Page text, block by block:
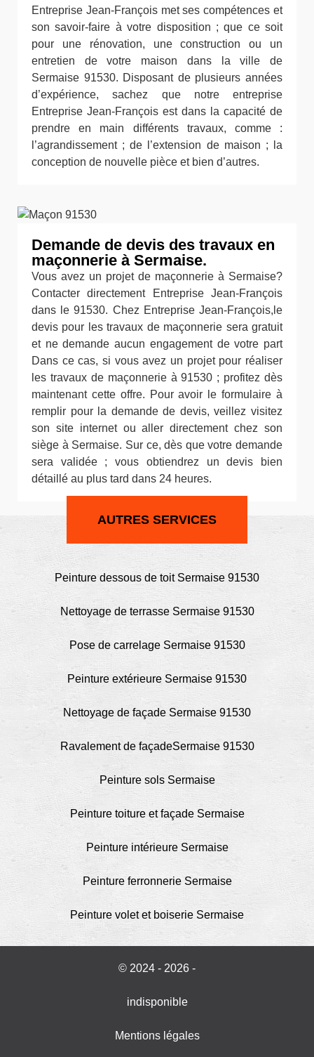
Entreprise Jean-François met ses compétences et
son savoir-faire à votre disposition ; que ce soit
pour une rénovation, une construction ou un
entretien de votre maison dans la ville de
Sermaise 91530. Disposant de plusieurs années
d’expérience, sachez que notre entreprise
Entreprise Jean-François est dans la capacité de
prendre en main différents travaux, comme :
l’agrandissement ; de l’extension de maison ; la
conception de nouvelle pièce et bien d’autres.
Demande de devis des travaux en
maçonnerie à Sermaise.
Vous avez un projet de maçonnerie à Sermaise?
Contacter directement Entreprise Jean-François
dans le 91530. Chez Entreprise Jean-François,le
devis pour les travaux de maçonnerie sera gratuit
et ne demande aucun engagement de votre part
Dans ce cas, si vous avez un projet pour réaliser
les travaux de maçonnerie à 91530 ; profitez dès
maintenant cette offre. Pour avoir le formulaire à
remplir pour la demande de devis, veillez visitez
son site internet ou aller directement chez son
siège à Sermaise. Sur ce, dès que votre demande
sera validée ; vous obtiendrez un devis bien
détaillé au plus tard dans 24 heures.
AUTRES SERVICES
Peinture dessous de toit Sermaise 91530
Nettoyage de terrasse Sermaise 91530
Pose de carrelage Sermaise 91530
Peinture extérieure Sermaise 91530
Nettoyage de façade Sermaise 91530
Ravalement de façadeSermaise 91530
Peinture sols Sermaise
Peinture toiture et façade Sermaise
Peinture intérieure Sermaise
Peinture ferronnerie Sermaise
Peinture volet et boiserie Sermaise
© 2024 - 2026 -
indisponible
Mentions légales